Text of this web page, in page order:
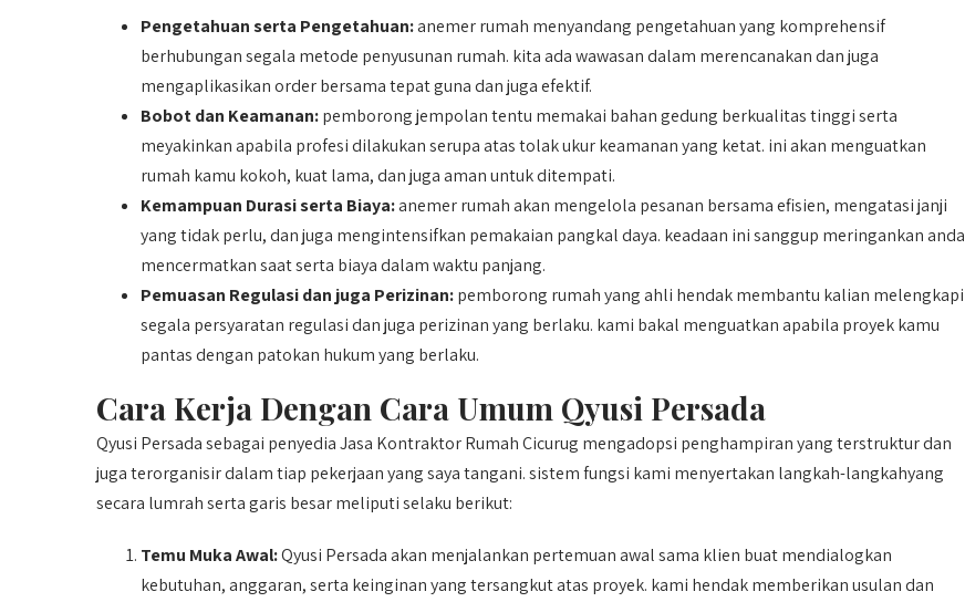
Pengetahuan serta Pengetahuan:anemer rumah menyandang pengetahuan yang komprehensif
berhubungan segala metode penyusunan rumah. kita ada wawasan dalam merencanakan dan juga
mengaplikasikan order bersama tepat guna dan juga efektif.
Bobot dan Keamanan:pemborong jempolan tentu memakai bahan gedung berkualitas tinggi serta
meyakinkan apabila profesi dilakukan serupa atas tolak ukur keamanan yang ketat. ini akan menguatkan
rumah kamu kokoh, kuat lama, dan juga aman untuk ditempati.
Kemampuan Durasi serta Biaya:anemer rumah akan mengelola pesanan bersama efisien, mengatasi janji
yang tidak perlu, dan juga mengintensifkan pemakaian pangkal daya. keadaan ini sanggup meringankan anda
mencermatkan saat serta biaya dalam waktu panjang.
Pemuasan Regulasi dan juga Perizinan:pemborong rumah yang ahli hendak membantu kalian melengkapi
segala persyaratan regulasi dan juga perizinan yang berlaku. kami bakal menguatkan apabila proyek kamu
pantas dengan patokan hukum yang berlaku.
Cara Kerja Dengan Cara Umum Qyusi Persada
Qyusi Persada sebagai penyedia Jasa Kontraktor Rumah Cicurug mengadopsi penghampiran yang terstruktur dan
juga terorganisir dalam tiap pekerjaan yang saya tangani. sistem fungsi kami menyertakan langkah-langkahyang
secara lumrah serta garis besar meliputi selaku berikut:
Temu Muka Awal:Qyusi Persada akan menjalankan pertemuan awal sama klien buat mendialogkan
kebutuhan, anggaran, serta keinginan yang tersangkut atas proyek. kami hendak memberikan usulan dan